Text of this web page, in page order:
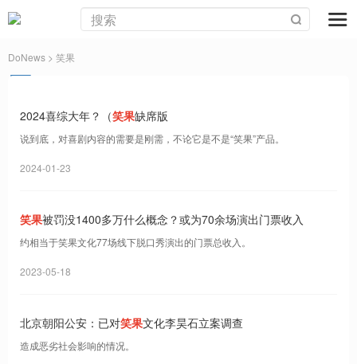
DoNews > 笑果
2024喜综大年？（笑果缺席版
说到底，对喜剧内容的需要是刚需，不论它是不是“笑果”产品。
2024-01-23
笑果被罚没1400多万什么概念？或为70余场演出门票收入
约相当于笑果文化77场线下脱口秀演出的门票总收入。
2023-05-18
北京朝阳公安：已对笑果文化李昊石立案调查
造成恶劣社会影响的情况。